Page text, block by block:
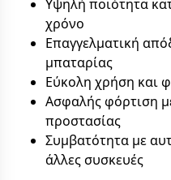
Υψηλή ποιότητα
χρόνο
Επαγγελματική
μπαταρίας
Εύκολη χρήση και
Ασφαλής φόρτιση
προστασίας
Συμβατότητα με
άλλες συσκευές